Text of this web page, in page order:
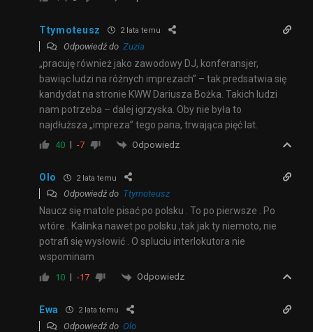
Ttymoteusz 2 lata temu
Odpowiedź do Zuzia
„pracuję również jako zawodowy DJ, konferansjer,
bawiąc ludzi na różnych imprezach” – tak predsatwia się
kandydat na stronie KWW Dariusza Bożka. Takich ludzi
nam potrzeba – dalej igrzyska. Oby nie była to
najdłuższa „impreza” tego pana, trwająca pięć lat.
40 -7 Odpowiedz
Olo 2 lata temu
Odpowiedź do Ttymoteusz
Naucz się matole pisać po polsku . To po pierwsze . Po
wtóre . Kalinka nawet po polsku ,tak jak ty niemoto, nie
potrafi się wysłowić . O spluciu interlokutora nie
wspominam
10 -17 Odpowiedz
Ewa 2 lata temu
Odpowiedź do Olo